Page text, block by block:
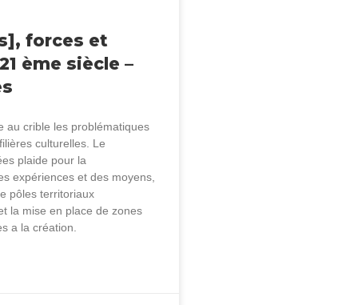
forces et
ème siècle –
au crible les problématiques
culturelles. Le
plaide pour la
expériences et des moyens,
pôles territoriaux
la mise en place de zones
а la création.